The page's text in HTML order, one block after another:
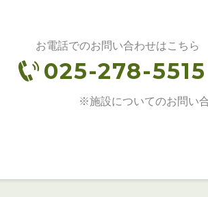
お電話でのお問い合わせはこちら
025-278-5515
※施設についてのお問い